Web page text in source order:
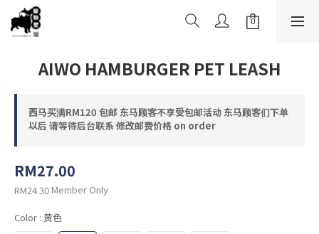
AIWO HAMBURGER PET LEASH
西马买满RM120 包邮 东马顾客不享受包邮活动 东马顾客们下单
以后 请等待后台联系 修改邮费价格 on order
RM27.00
RM24.30Member Only
Color : 黄色